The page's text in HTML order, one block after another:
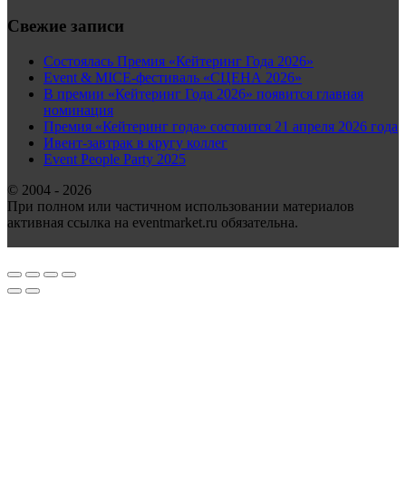
Свежие записи
Состоялась Премия «Кейтеринг Года 2026»
Event & MICE-фестиваль «СЦЕНА 2026»
В премии «Кейтеринг Года 2026» появится главная
номинация
Премия «Кейтеринг года» состоится 21 апреля 2026 года
Ивент-завтрак в кругу коллег
Event People Party 2025
© 2004 - 2026
При полном или частичном использовании материалов
активная ссылка на eventmarket.ru обязательна.